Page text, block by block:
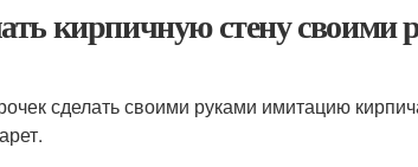
кирпичную стену своими
сделать своими руками имитацию